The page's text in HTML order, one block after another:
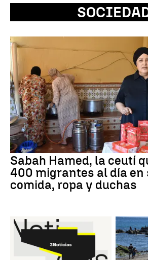
Sabah Hamed, la ceutí
400 migrantes al día en
comida, ropa y duchas